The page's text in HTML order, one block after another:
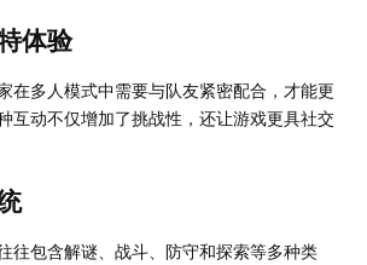
体验
在多人模式中需要与队友紧密配合，才能更
互动不仅增加了挑战性，还让游戏更具社交
往包含解谜、战斗、防守和探索等多种类